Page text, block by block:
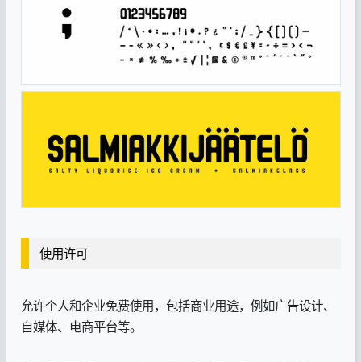
使用许可
允许个人和企业免费使用，包括商业用途，例如广告设计、
自媒体、电商平台等。